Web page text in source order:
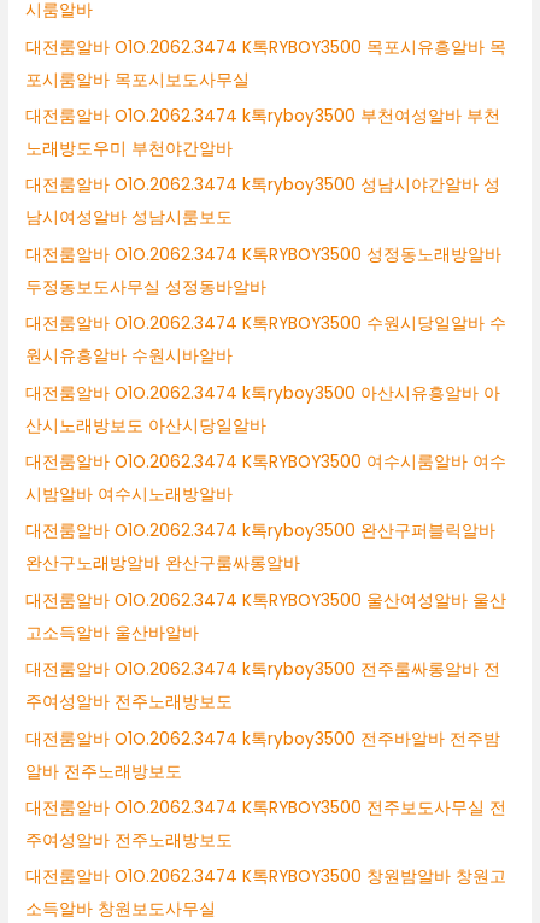
시룸알바
대전룸알바 O1O.2062.3474 K톡RYBOY3500 목포시유흥알바 목
포시룸알바 목포시보도사무실
대전룸알바 O1O.2062.3474 k톡ryboy3500 부천여성알바 부천
노래방도우미 부천야간알바
대전룸알바 O1O.2062.3474 k톡ryboy3500 성남시야간알바 성
남시여성알바 성남시룸보도
대전룸알바 O1O.2062.3474 K톡RYBOY3500 성정동노래방알바
두정동보도사무실 성정동바알바
대전룸알바 O1O.2062.3474 K톡RYBOY3500 수원시당일알바 수
원시유흥알바 수원시바알바
대전룸알바 O1O.2062.3474 k톡ryboy3500 아산시유흥알바 아
산시노래방보도 아산시당일알바
대전룸알바 O1O.2062.3474 K톡RYBOY3500 여수시룸알바 여수
시밤알바 여수시노래방알바
대전룸알바 O1O.2062.3474 k톡ryboy3500 완산구퍼블릭알바
완산구노래방알바 완산구룸싸롱알바
대전룸알바 O1O.2062.3474 K톡RYBOY3500 울산여성알바 울산
고소득알바 울산바알바
대전룸알바 O1O.2062.3474 k톡ryboy3500 전주룸싸롱알바 전
주여성알바 전주노래방보도
대전룸알바 O1O.2062.3474 k톡ryboy3500 전주바알바 전주밤
알바 전주노래방보도
대전룸알바 O1O.2062.3474 K톡RYBOY3500 전주보도사무실 전
주여성알바 전주노래방보도
대전룸알바 O1O.2062.3474 K톡RYBOY3500 창원밤알바 창원고
소득알바 창원보도사무실